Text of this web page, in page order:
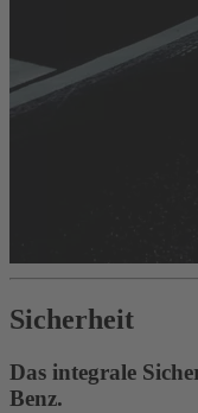
Sicherheit
Das integrale
Benz.